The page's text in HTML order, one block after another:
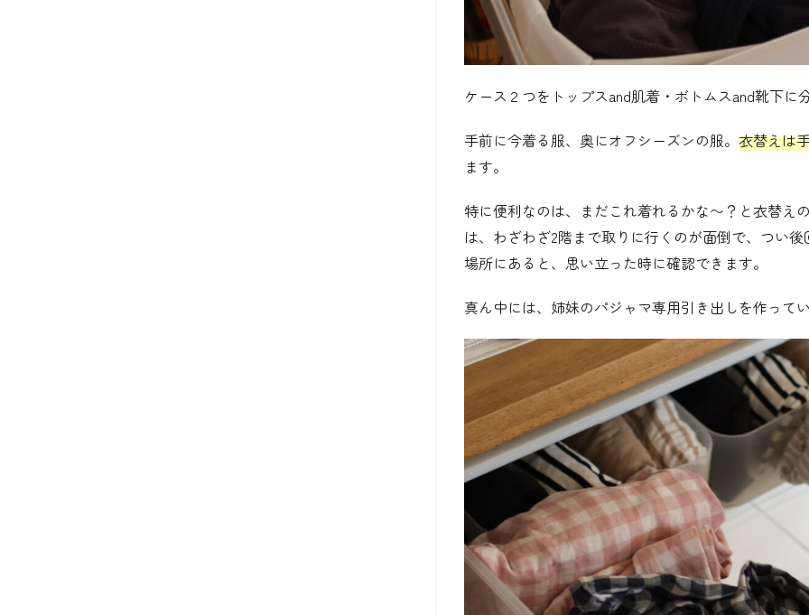
ケース２つをトップスand肌着・ボトムスand靴下に
手前に今着る服、奥にオフシーズンの服。 衣替えは
ます。
特に便利なのは、まだこれ着れるかな〜？と衣替え
は、わざわざ2階まで取りに行くのが面倒で、つい
場所にあると、思い立った時に確認できます。
真ん中には、姉妹のパジャマ専用引き出しを作って